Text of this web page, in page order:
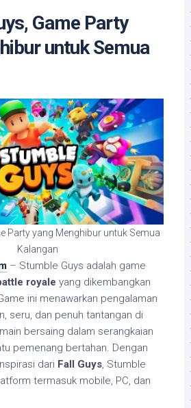
Game Party
untuk Semua
Party yang Menghibur untuk Semua
Kalangan
– Stumble Guys adalah game
royale yang dikembangkan
ini menawarkan pengalaman
seru, dan penuh tantangan di
bersaing dalam serangkaian
pemenang bertahan. Dengan
dari Fall Guys, Stumble
termasuk mobile, PC, dan